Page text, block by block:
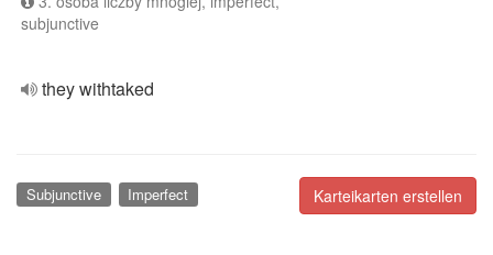
subjunctive
they withtaked
Karteikarten erstellen
Subjunctive Imperfect